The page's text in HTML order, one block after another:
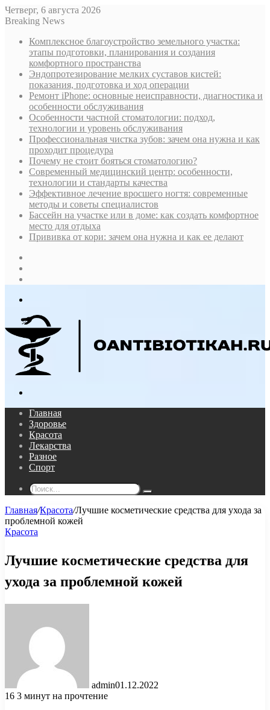
Четверг, 6 августа 2026
Breaking News
Комплексное благоустройство земельного участка:
этапы подготовки, планирования и создания
комфортного пространства
Эндопротезирование мелких суставов кистей:
показания, подготовка и ход операции
Ремонт iPhone: основные неисправности, диагностика и
особенности обслуживания
Особенности частной стоматологии: подход,
технологии и уровень обслуживания
Профессиональная чистка зубов: зачем она нужна и как
проходит процедура
Почему не стоит бояться стоматологию?
Современный медицинский центр: особенности,
технологии и стандарты качества
Эффективное лечение вросшего ногтя: современные
методы и советы специалистов
Бассейн на участке или в доме: как создать комфортное
место для отдыха
Прививка от кори: зачем она нужна и как ее делают
Главная
Здоровье
Красота
Лекарства
Разное
Спорт
Поиск...
Главная/Красота/Лучшие косметические средства для ухода за
проблемной кожей
Красота
Лучшие косметические средства для
ухода за проблемной кожей
admin01.12.2022
16 3 минут на прочтение